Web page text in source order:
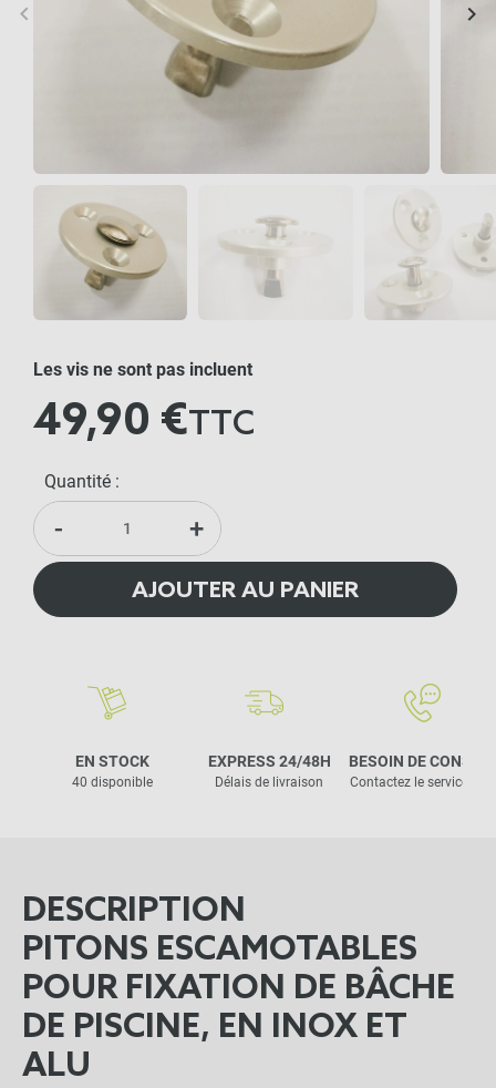
Précédent
keyboard_arrow_left keyboard_arrow_right
Les vis ne sont pas incluent
49,90 €TTC
Quantité :
- +
AJOUTER AU PANIER
EN STOCK
40 disponible
EXPRESS 24/48H
Délais de livraison
BESOIN DE CONSEIL
Contactez le service
DESCRIPTION
PITONS ESCAMOTABLES
POUR FIXATION DE BÂCHE
DE PISCINE, EN INOX ET
ALU